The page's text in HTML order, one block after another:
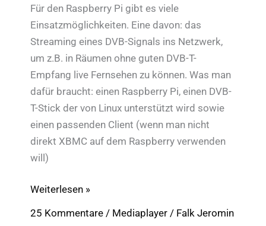
Für den Raspberry Pi gibt es viele
Einsatzmöglichkeiten. Eine davon: das
Streaming eines DVB-Signals ins Netzwerk,
um z.B. in Räumen ohne guten DVB-T-
Empfang live Fernsehen zu können. Was man
dafür braucht: einen Raspberry Pi, einen DVB-
T-Stick der von Linux unterstützt wird sowie
einen passenden Client (wenn man nicht
direkt XBMC auf dem Raspberry verwenden
will)
Raspberry
Weiterlesen »
25 Kommentare / Mediaplayer / Falk Jeromin